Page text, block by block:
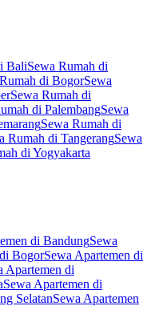
BaliSewa Rumah di
di BogorSewa
Sewa Rumah di
di PalembangSewa
Sewa Rumah di
Rumah di TangerangSewa
di Yogyakarta
di BandungSewa
BogorSewa Apartemen di
Apartemen di
Sewa Apartemen di
SelatanSewa Apartemen